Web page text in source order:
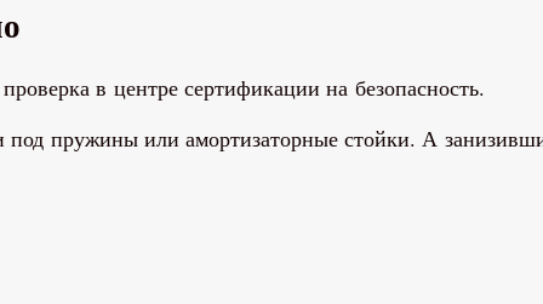
в центре сертификации на безопасность.
пружины или амортизаторные стойки. А